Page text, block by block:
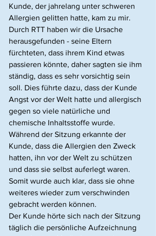
Kunde, der jahrelang unter schweren
Allergien gelitten hatte, kam zu mir.
Durch RTT haben wir die Ursache
herausgefunden - seine Eltern
fürchteten, dass ihrem Kind etwas
passieren könnte, daher sagten sie ihm
ständig, dass es sehr vorsichtig sein
soll. Dies führte dazu, dass der Kunde
Angst vor der Welt hatte und allergisch
gegen so viele natürliche und
chemische Inhaltsstoffe wurde.
Während der Sitzung erkannte der
Kunde, dass die Allergien den Zweck
hatten, ihn vor der Welt zu schützen
und dass sie selbst auferlegt waren.
Somit wurde auch klar, dass sie ohne
weiteres wieder zum verschwinden
gebracht werden können.
Der Kunde hörte sich nach der Sitzung
täglich die persönliche Aufzeichnung